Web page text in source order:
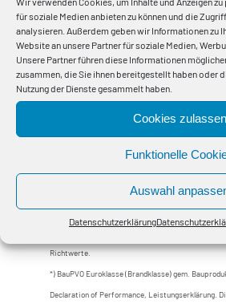
für soziale Medien anbieten zu können und die
analysieren. Außerdem geben wir Informationen zu
Website an unsere Partner für soziale Medien,
Unsere Partner führen diese Informationen
zusammen, die Sie ihnen bereitgestellt haben oder
Nutzung der Dienste gesammelt haben.
Cookies zulassen
Funktionelle
Auswahl
Datenschutzerklärung
4251044 BayEnergy® CPR
BayEnergy® CPR
4251384 BayEnergy® CPR
Richtwerte.
*) BauPVO Euroklasse (Brandklasse) gem.
Declaration of Performance, Leistungserklärung.